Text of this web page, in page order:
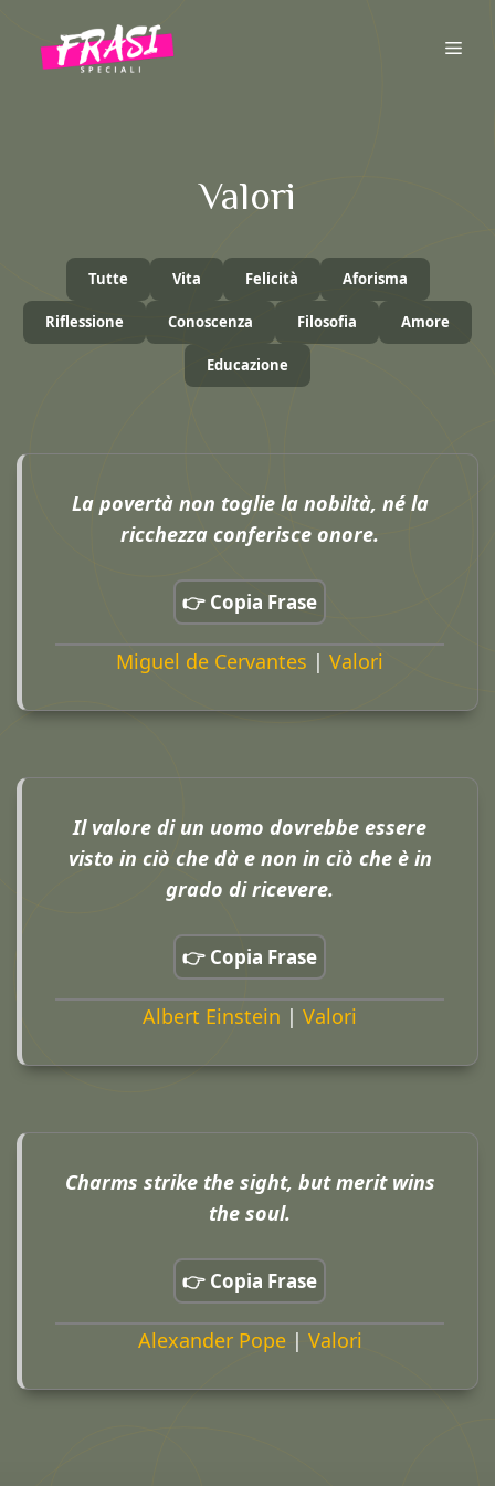
contenuto
Valori
Tutte Vita Felicità Aforisma
Riflessione Conoscenza Filosofia Amore
Educazione
La povertà non toglie la nobiltà, né la
ricchezza conferisce onore.
👉 Copia Frase
Miguel de Cervantes | Valori
Il valore di un uomo dovrebbe essere
visto in ciò che dà e non in ciò che è in
grado di ricevere.
👉 Copia Frase
Albert Einstein | Valori
Charms strike the sight, but merit wins
the soul.
👉 Copia Frase
Alexander Pope| Valori